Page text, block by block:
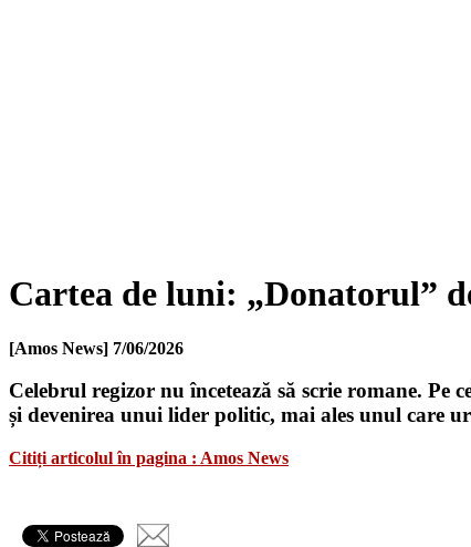
Cartea de luni: „Donatorul”
[Amos News] 7/06/2026
Celebrul regizor nu încetează să scrie romane.
și devenirea unui lider politic, mai ales unul care
Citiți articolul în pagina : Amos News